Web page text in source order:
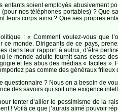
enfants soient employés abusivement
nos téléphones portables) ? Que
leurs corps ainsi ? Que ses propres
: « Comment voulez-vous que
monde. Dirigeants de ce pays,
dans leur rapport à autrui, d’être
le monde adulte fournit sans cesse
et les abus des médias « faciles
pas comme des généraux
questionnaire ? Nous on a besoin de
des savoirs qui soit une exigence
tenter d’allier le pessimisme de la
! Voilà ce que j’aurais aimé pouvoir